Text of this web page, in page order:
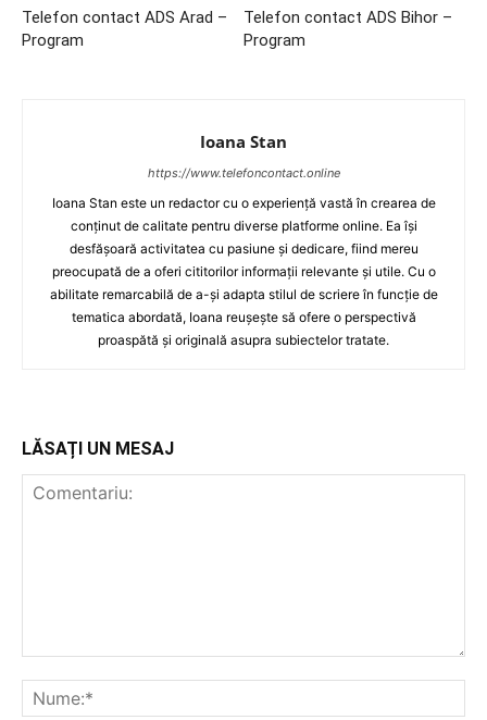
Telefon contact ADS Arad –
Program
Telefon contact ADS Bihor –
Program
Ioana Stan
https://www.telefoncontact.online
Ioana Stan este un redactor cu o experiență vastă în crearea de
conținut de calitate pentru diverse platforme online. Ea își
desfășoară activitatea cu pasiune și dedicare, fiind mereu
preocupată de a oferi cititorilor informații relevante și utile. Cu o
abilitate remarcabilă de a-și adapta stilul de scriere în funcție de
tematica abordată, Ioana reușește să ofere o perspectivă
proaspătă și originală asupra subiectelor tratate.
LĂSAȚI UN MESAJ